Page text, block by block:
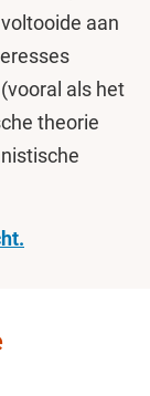
aan
als het
theorie